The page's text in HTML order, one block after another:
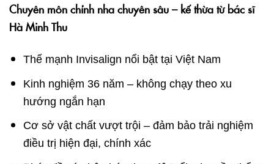
Chuyên môn chỉnh nha chuyên sâu – kế thừa từ bác sĩ
Hà Minh Thu
Thế mạnh Invisalign nổi bật tại Việt Nam
Kinh nghiệm 36 năm – không chạy theo xu
hướng ngắn hạn
Cơ sở vật chất vượt trội – đảm bảo trải nghiệm
điều trị hiện đại, chính xác